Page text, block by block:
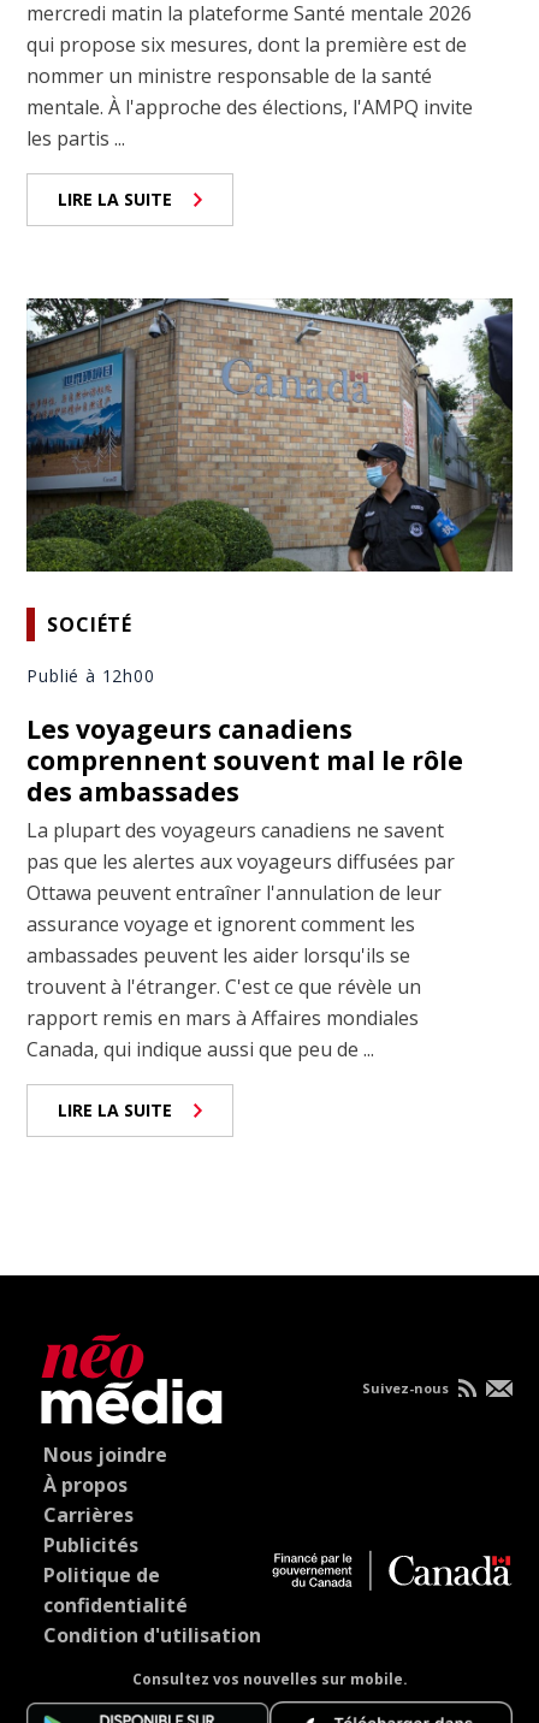
mercredi matin la plateforme Santé mentale 2026
qui propose six mesures, dont la première est de
nommer un ministre responsable de la santé
mentale. À l'approche des élections, l'AMPQ invite
les partis ...
LIRE LA SUITE
SOCIÉTÉ
Publié à 12h00
Les voyageurs canadiens
comprennent souvent mal le rôle
des ambassades
La plupart des voyageurs canadiens ne savent
pas que les alertes aux voyageurs diffusées par
Ottawa peuvent entraîner l'annulation de leur
assurance voyage et ignorent comment les
ambassades peuvent les aider lorsqu'ils se
trouvent à l'étranger. C'est ce que révèle un
rapport remis en mars à Affaires mondiales
Canada, qui indique aussi que peu de ...
LIRE LA SUITE
Nous joindre
À propos
Carrières
Publicités
Politique de
confidentialité
Condition d'utilisation
Consultez vos nouvelles sur mobile.
Suivez-nous